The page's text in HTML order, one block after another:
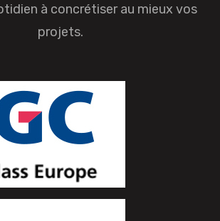
à concrétiser au mieux vos
projets.